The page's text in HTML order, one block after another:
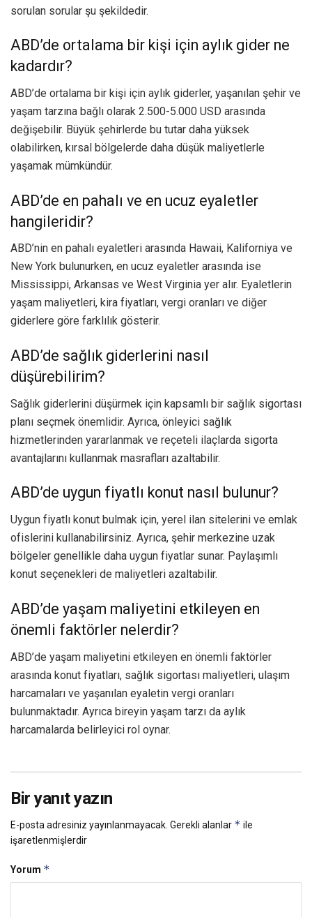
sorulan sorular şu şekildedir.
ABD’de ortalama bir kişi için aylık gider ne
kadardır?
ABD’de ortalama bir kişi için aylık giderler, yaşanılan şehir ve
yaşam tarzına bağlı olarak 2.500-5.000 USD arasında
değişebilir. Büyük şehirlerde bu tutar daha yüksek
olabilirken, kırsal bölgelerde daha düşük maliyetlerle
yaşamak mümkündür.
ABD’de en pahalı ve en ucuz eyaletler
hangileridir?
ABD’nin en pahalı eyaletleri arasında Hawaii, Kaliforniya ve
New York bulunurken, en ucuz eyaletler arasında ise
Mississippi, Arkansas ve West Virginia yer alır. Eyaletlerin
yaşam maliyetleri, kira fiyatları, vergi oranları ve diğer
giderlere göre farklılık gösterir.
ABD’de sağlık giderlerini nasıl
düşürebilirim?
Sağlık giderlerini düşürmek için kapsamlı bir sağlık sigortası
planı seçmek önemlidir. Ayrıca, önleyici sağlık
hizmetlerinden yararlanmak ve reçeteli ilaçlarda sigorta
avantajlarını kullanmak masrafları azaltabilir.
ABD’de uygun fiyatlı konut nasıl bulunur?
Uygun fiyatlı konut bulmak için, yerel ilan sitelerini ve emlak
ofislerini kullanabilirsiniz. Ayrıca, şehir merkezine uzak
bölgeler genellikle daha uygun fiyatlar sunar. Paylaşımlı
konut seçenekleri de maliyetleri azaltabilir.
ABD’de yaşam maliyetini etkileyen en
önemli faktörler nelerdir?
ABD’de yaşam maliyetini etkileyen en önemli faktörler
arasında konut fiyatları, sağlık sigortası maliyetleri, ulaşım
harcamaları ve yaşanılan eyaletin vergi oranları
bulunmaktadır. Ayrıca bireyin yaşam tarzı da aylık
harcamalarda belirleyici rol oynar.
Bir yanıt yazın
E-posta adresiniz yayınlanmayacak. Gerekli alanlar * ile
işaretlenmişlerdir
Yorum *